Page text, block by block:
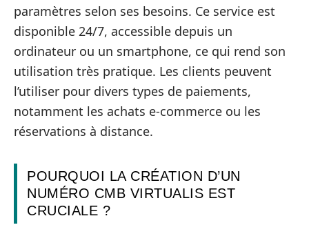
paramètres selon ses besoins. Ce service est
disponible 24/7, accessible depuis un
ordinateur ou un smartphone, ce qui rend son
utilisation très pratique. Les clients peuvent
l’utiliser pour divers types de paiements,
notamment les achats e-commerce ou les
réservations à distance.
POURQUOI LA CRÉATION D’UN
NUMÉRO CMB VIRTUALIS EST
CRUCIALE ?